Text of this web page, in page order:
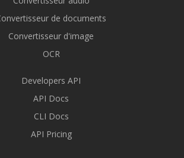
de documents
Convertisseur d'image
OCR
Developers API
API Docs
CLI Docs
API Pricing